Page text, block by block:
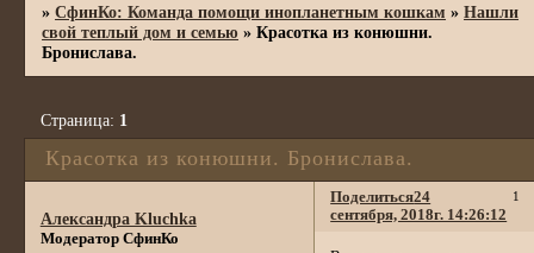
»СфинКо: Команда помощи инопланетным кошкам »Нашли
свой теплый дом и семью »Красотка из конюшни.
Бронислава.
Красотка из конюшни. Бронислава.
Страница: 1
Поделиться 1
24
сентября, 2018г. 14:26:12
Александра Kluchka
Модератор СфинКо